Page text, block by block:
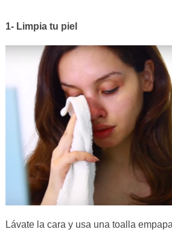
1- Limpia tu piel
Lávate la cara y usa una toalla